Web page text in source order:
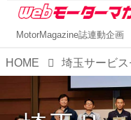
MotorMagazine誌連動企画
HOME 埼玉サービ